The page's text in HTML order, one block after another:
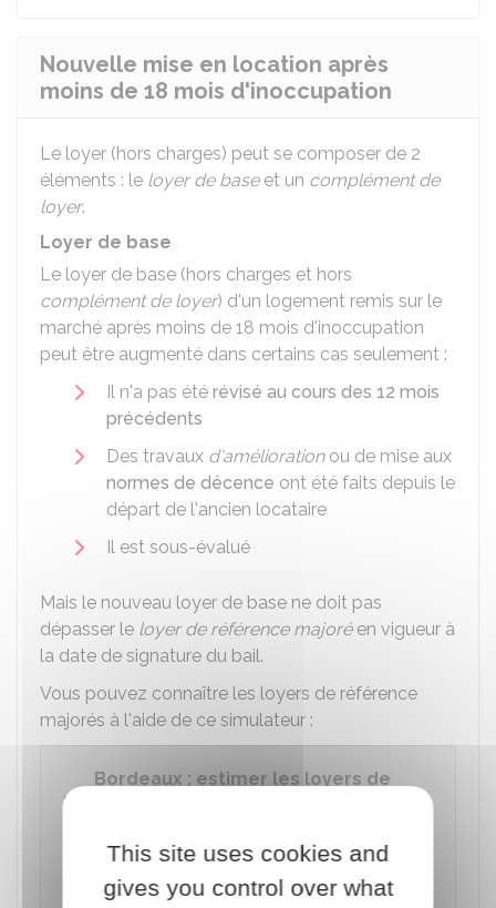
Nouvelle mise en location après
moins de 18 mois d'inoccupation
Le loyer (hors charges) peut se composer de 2
éléments : le loyer de baseet un complément de
loyer.
Loyer de base
Le loyer de base (hors charges et hors
complément de loyer) d'un logement remis sur le
marché après moins de 18 mois d'inoccupation
peut être augmenté dans certains cas seulement :
Il n'a pas été révisé au cours des 12 mois
précédents
Des travaux d'améliorationou de mise aux
normes de décence ont été faits depuis le
départ de l'ancien locataire
Il est sous-évalué
Mais le nouveau loyer de base ne doit pas
dépasser le loyer de référence majoréen vigueur à
la date de signature du bail.
Vous pouvez connaître les loyers de référence
majorés à l'aide de ce simulateur :
Bordeaux : estimer les loyers de
référence minoré et majoré
Accéder au Simulateur
This site uses cookies and
gives you control over what